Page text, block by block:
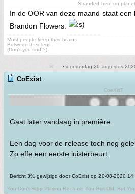
Stranded here on
In de OOR van deze maand staat een
Brandon Flowers.
Most people keep their brains
Between their legs
(Don't you find ?)
• donderdag 20 augustus
CoExist
CoeXisT
Gaat later vandaag in première.
Een dag voor de release toch nog
Zo effe een eerste luisterbeurt.
Bericht 3% gewijzigd door CoExist op 20-08-2020
You Don't Stop Playing Because You Get Old. But